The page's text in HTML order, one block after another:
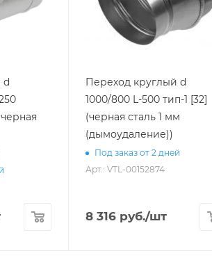
d
Переход круглый d
1000/800 L-500 тип-1 [32]
(черная сталь 1 мм
(дымоудаление))
Под заказ от 2 дней
Арт.: VTL-00152874
8 316 руб./шт